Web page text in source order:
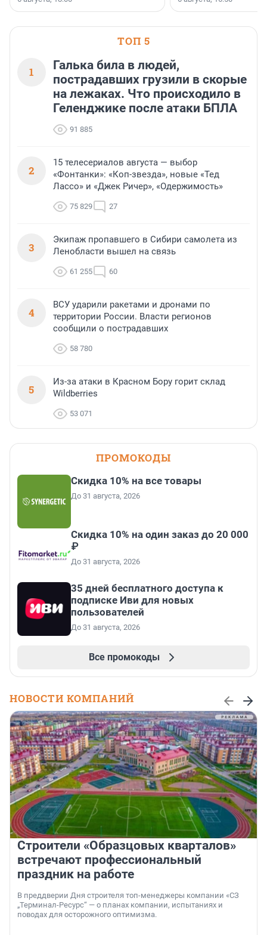
застройщик
области».
ТОП 5
1
Галька била в людей,
пострадавших грузили в скорые
на лежаках. Что происходило в
Геленджике после атаки БПЛА
91 885
2
15 телесериалов августа — выбор
«Фонтанки»: «Коп-звезда», новые «Тед
Лассо» и «Джек Ричер», «Одержимость»
75 829 27
3
Экипаж пропавшего в Сибири самолета из
Ленобласти вышел на связь
61 255 60
4
ВСУ ударили ракетами и дронами по
территории России. Власти регионов
сообщили о пострадавших
58 780
5
Из-за атаки в Красном Бору горит склад
Wildberries
53 071
ПРОМОКОДЫ
Скидка 10% на все товары
До 31 августа, 2026
Скидка 10% на один заказ до 20 000
₽
До 31 августа, 2026
35 дней бесплатного доступа к
подписке Иви для новых
пользователей
До 31 августа, 2026
Все промокоды
НОВОСТИ КОМПАНИЙ
Строители «Образцовых кварталов»
встречают профессиональный
праздник на работе
В преддверии Дня строителя топ-менеджеры компании «СЗ
„Терминал-Ресурс“ — о планах компании, испытаниях и
поводах для осторожного оптимизма.